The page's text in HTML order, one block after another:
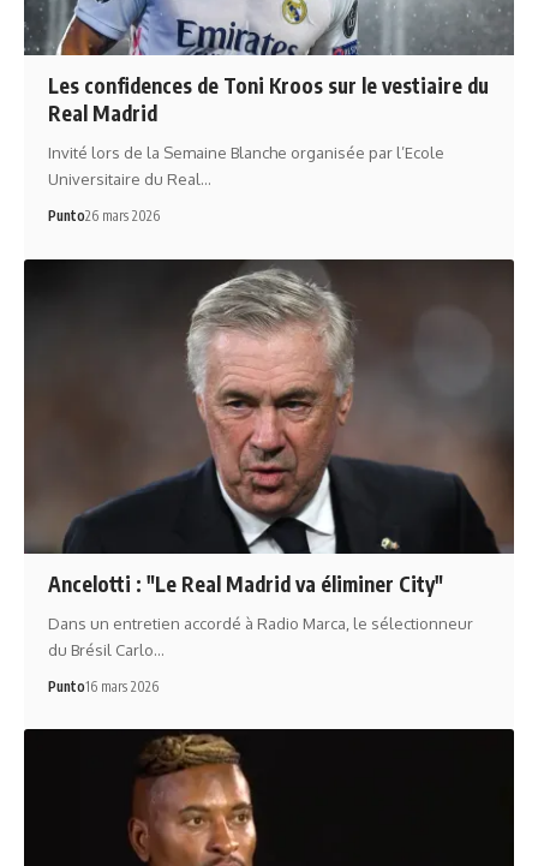
Les confidences de Toni Kroos sur le vestiaire du
Real Madrid
Invité lors de la Semaine Blanche organisée par l’Ecole
Universitaire du Real…
Punto26 mars 2026
Ancelotti : "Le Real Madrid va éliminer City"
Dans un entretien accordé à Radio Marca, le sélectionneur
du Brésil Carlo…
Punto16 mars 2026